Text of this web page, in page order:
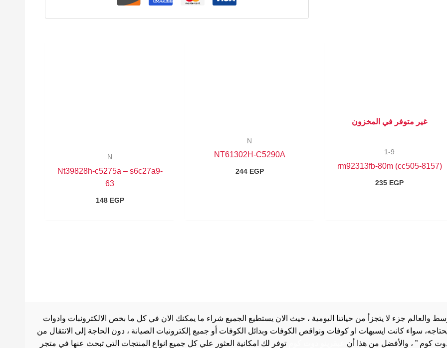
غير متوفر في المخزون
1-9
(8157-cc505) rm92313fb-80m
235 EGP
N
NT61302H-C5290A
244 EGP
N
Nt39828h-c5275a – s6c27a9-
63
148 EGP
جزء لا يتجزأ من حياتنا اليومية ، حيث الان يستطيع الجميع شراء ما يمكنك الان في كل ما بخص الالكترونبات وادوات
سواء كانت ايسيهات او كوفات ونواقص الكوفات وبدائل الكوفات أو جميع إلكترونيات الصيانة ، دون الحاجة إلى الانتقال من
كوم ” ، والأفضل من هذا أن
توفر لك امكانية العثور علي كل جميع انواع المنتجات التي تبحث عنها في متجر